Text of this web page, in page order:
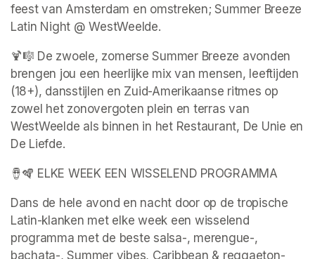
feest van Amsterdam en omstreken; Summer Breeze
Latin Night @ WestWeelde.
🍹🎼 De zwoele, zomerse Summer Breeze avonden
brengen jou een heerlijke mix van mensen, leeftijden
(18+), dansstijlen en Zuid-Amerikaanse ritmes op
zowel het zonovergoten plein en terras van
WestWeelde als binnen in het Restaurant, De Unie en
De Liefde.
🪘🪇 ELKE WEEK EEN WISSELEND PROGRAMMA
Dans de hele avond en nacht door op de tropische
Latin-klanken met elke week een wisselend
programma met de beste salsa-, merengue-,
bachata-, Summer vibes, Caribbean & reggaeton-